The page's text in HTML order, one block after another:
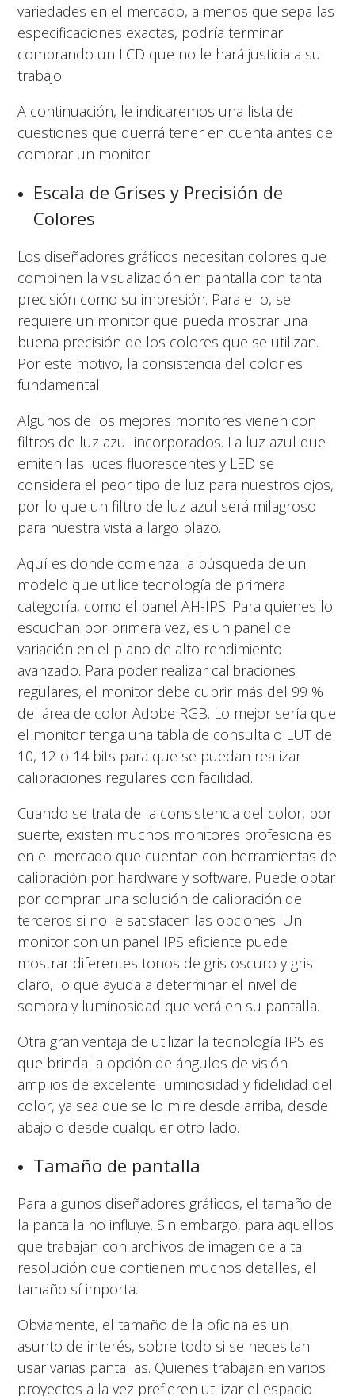
variedades en el mercado, a menos que sepa las
especificaciones exactas, podría terminar
comprando un LCD que no le hará justicia a su
trabajo.
A continuación, le indicaremos una lista de
cuestiones que querrá tener en cuenta antes de
comprar un monitor.
Escala de Grises y Precisión de
Colores
Los diseñadores gráficos necesitan colores que
combinen la visualización en pantalla con tanta
precisión como su impresión. Para ello, se
requiere un monitor que pueda mostrar una
buena precisión de los colores que se utilizan.
Por este motivo, la consistencia del color es
fundamental.
Algunos de los mejores monitores vienen con
filtros de luz azul incorporados. La luz azul que
emiten las luces fluorescentes y LED se
considera el peor tipo de luz para nuestros ojos,
por lo que un filtro de luz azul será milagroso
para nuestra vista a largo plazo.
Aquí es donde comienza la búsqueda de un
modelo que utilice tecnología de primera
categoría, como el panel AH-IPS. Para quienes lo
escuchan por primera vez, es un panel de
variación en el plano de alto rendimiento
avanzado. Para poder realizar calibraciones
regulares, el monitor debe cubrir más del 99 %
del área de color Adobe RGB. Lo mejor sería que
el monitor tenga una tabla de consulta o LUT de
10, 12 o 14 bits para que se puedan realizar
calibraciones regulares con facilidad.
Cuando se trata de la consistencia del color, por
suerte, existen muchos monitores profesionales
en el mercado que cuentan con herramientas de
calibración por hardware y software. Puede optar
por comprar una solución de calibración de
terceros si no le satisfacen las opciones. Un
monitor con un panel IPS eficiente puede
mostrar diferentes tonos de gris oscuro y gris
claro, lo que ayuda a determinar el nivel de
sombra y luminosidad que verá en su pantalla.
Otra gran ventaja de utilizar la tecnología IPS es
que brinda la opción de ángulos de visión
amplios de excelente luminosidad y fidelidad del
color, ya sea que se lo mire desde arriba, desde
abajo o desde cualquier otro lado.
Tamaño de pantalla
Para algunos diseñadores gráficos, el tamaño de
la pantalla no influye. Sin embargo, para aquellos
que trabajan con archivos de imagen de alta
resolución que contienen muchos detalles, el
tamaño sí importa.
Obviamente, el tamaño de la oficina es un
asunto de interés, sobre todo si se necesitan
usar varias pantallas. Quienes trabajan en varios
proyectos a la vez prefieren utilizar el espacio